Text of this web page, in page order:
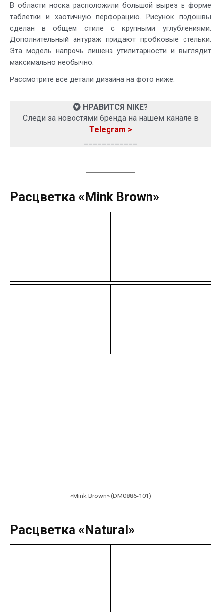
В области носка расположили большой вырез в форме
таблетки и хаотичную перфорацию. Рисунок подошвы
сделан в общем стиле с крупными углублениями.
Дополнительный антураж придают пробковые стельки.
Эта модель напрочь лишена утилитарности и выглядит
максимально необычно.
Рассмотрите все детали дизайна на фото ниже.
НРАВИТСЯ NIKE?
Следи за новостями бренда на нашем канале в
Telegram >
Расцветка «Mink Brown»
«Mink Brown» (DM0886-101)
Расцветка «Natural»